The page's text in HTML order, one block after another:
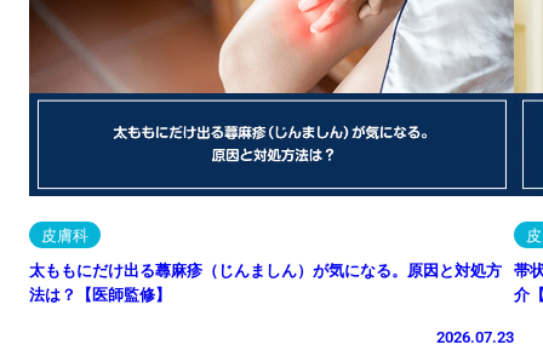
皮膚科
太ももにだけ出る蕁麻疹（じんましん）が気になる。原因と対処方
法は？【医師監修】
2026.07.23
帯
介